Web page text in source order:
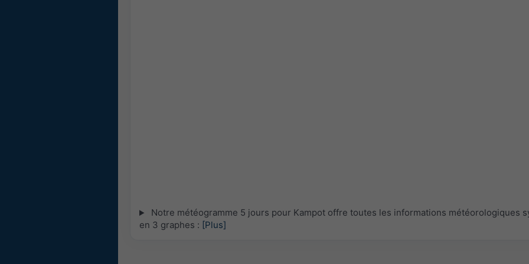
Notre météogramme 5 jours pour Kampot offre toutes les informations météorologiques
en 3 graphes : [Plus]